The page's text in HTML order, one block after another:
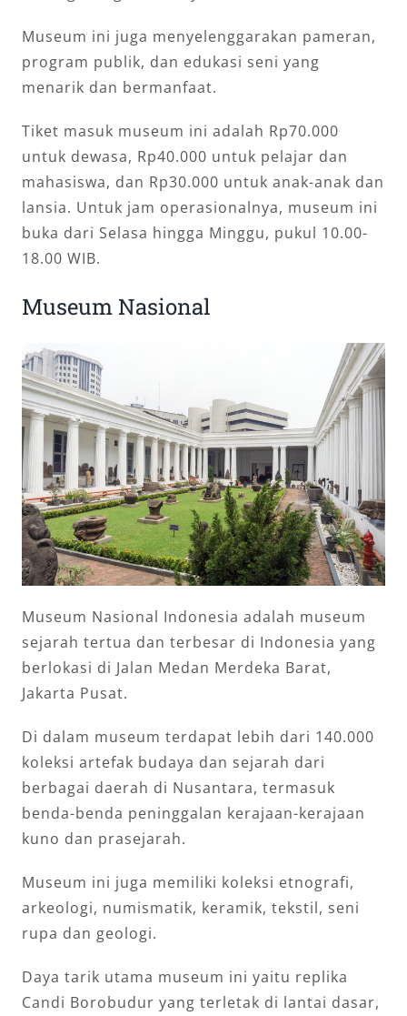
Museum ini juga menyelenggarakan pameran,
program publik, dan edukasi seni yang
menarik dan bermanfaat.
Tiket masuk museum ini adalah Rp70.000
untuk dewasa, Rp40.000 untuk pelajar dan
mahasiswa, dan Rp30.000 untuk anak-anak dan
lansia. Untuk jam operasionalnya, museum ini
buka dari Selasa hingga Minggu, pukul 10.00-
18.00 WIB.
Museum Nasional
Museum Nasional Indonesia adalah museum
sejarah tertua dan terbesar di Indonesia yang
berlokasi di Jalan Medan Merdeka Barat,
Jakarta Pusat.
Di dalam museum terdapat lebih dari 140.000
koleksi artefak budaya dan sejarah dari
berbagai daerah di Nusantara, termasuk
benda-benda peninggalan kerajaan-kerajaan
kuno dan prasejarah.
Museum ini juga memiliki koleksi etnografi,
arkeologi, numismatik, keramik, tekstil, seni
rupa dan geologi.
Daya tarik utama museum ini yaitu replika
Candi Borobudur yang terletak di lantai dasar,